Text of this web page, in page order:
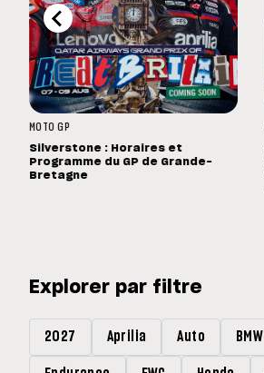
MOTO GP
Silverstone : Horaires et
Programme du GP de Grande-
Bretagne
Explorer par filtre
2027 Aprilia Auto BMW